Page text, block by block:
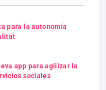
para la autonomía
app para agilizar la
sociales